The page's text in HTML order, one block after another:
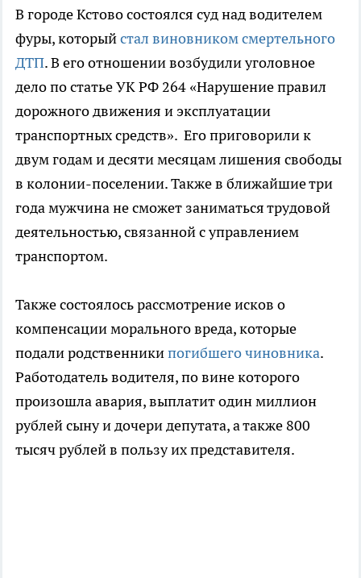
В городе Кстово состоялся суд над водителем
фуры, которыйстал виновником смертельного
ДТП. В его отношении возбудили уголовное
дело по статье УК РФ 264 «Нарушение правил
дорожного движения и эксплуатации
транспортных средств». Его приговорили к
двум годам и десяти месяцам лишения свободы
в колонии-поселении. Также в ближайшие три
года мужчина не сможет заниматься трудовой
деятельностью, связанной с управлением
транспортом.
Также состоялось рассмотрение исков о
компенсации морального вреда, которые
подали родственникипогибшего чиновника.
Работодатель водителя, по вине которого
произошла авария, выплатит один миллион
рублей сыну и дочери депутата, а также 800
тысяч рублей в пользу их представителя.